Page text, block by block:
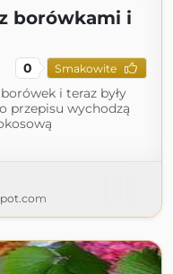
borówkami i
0 Smakowite
i teraz były
przepisu wychodzą